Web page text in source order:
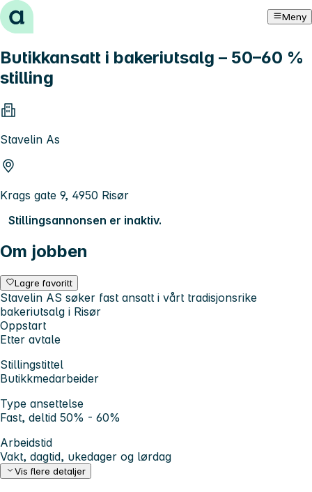
Hopp til innhold Meny
Butikkansatt i bakeriutsalg – 50–60 %
stilling
Stavelin As
Krags gate 9, 4950 Risør
Stillingsannonsen er inaktiv.
Om jobben
Lagre favoritt
Stavelin AS søker fast ansatt i vårt tradisjonsrike
bakeriutsalg i Risør
Oppstart
Etter avtale
Stillingstittel
Butikkmedarbeider
Type ansettelse
Fast, deltid 50% - 60%
Arbeidstid
Vakt, dagtid, ukedager og lørdag
Vis flere detaljer